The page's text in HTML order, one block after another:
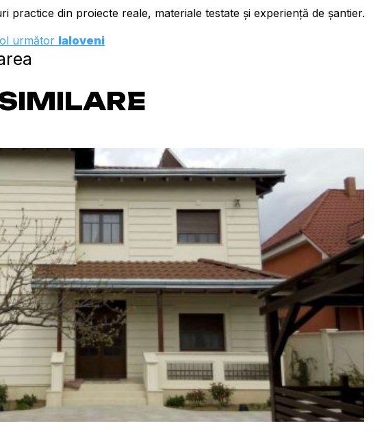
practice din proiecte reale, materiale testate și experiență de șantier.
următor Ialoveni